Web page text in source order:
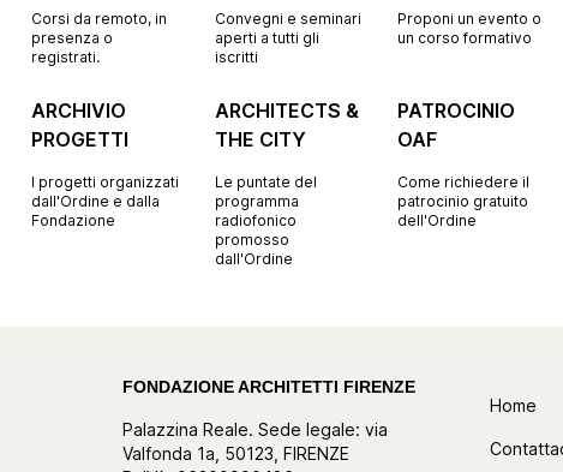
Corsi da remoto, in
presenza o
registrati.
Convegni e seminari
aperti a tutti gli
iscritti
Proponi un evento o
un corso formativo
ARCHIVIO
PROGETTI
I progetti organizzati
dall'Ordine e dalla
Fondazione
ARCHITECTS &
THE CITY
Le puntate del
programma
radiofonico
promosso
dall'Ordine
PATROCINIO
OAF
Come richiedere il
patrocinio gratuito
dell'Ordine
FONDAZIONE ARCHITETTI FIRENZE
Palazzina Reale. Sede legale: via
Valfonda 1a, 50123, FIRENZE
Home